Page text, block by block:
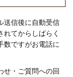
送信後に自動受信
てからしばらく
数ですがお電話に
せ・ご質問への回